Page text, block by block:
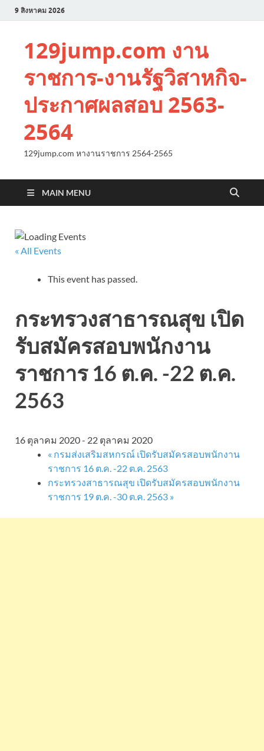
9 สิงหาคม 2026
129jump.com งาน
ราชการ-งานรัฐวิสาหกิจ-
ประกาศผลสอบ 2563-
2564
129jump.com หางานราชการ 2564-2565
MAIN MENU
« All Events
This event has passed.
กระทรวงสาธารณสุข เปิด
รับสมัครสอบพนักงาน
ราชการ 16 ต.ค. -22 ต.ค.
2563
16 ตุลาคม 2020- 22 ตุลาคม 2020
« กรมส่งเสริมสหกรณ์ เปิดรับสมัครสอบพนักงาน
ราชการ 16 ต.ค. -22 ต.ค. 2563
กระทรวงสาธารณสุข เปิดรับสมัครสอบพนักงาน
ราชการ 19 ต.ค. -30 ต.ค. 2563 »